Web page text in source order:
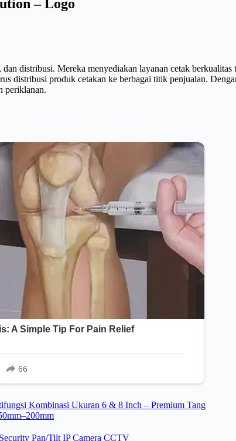
– Logo
distribusi. Mereka menyediakan layanan cetak
distribusi produk cetakan ke berbagai titik penjualan.
periklanan.